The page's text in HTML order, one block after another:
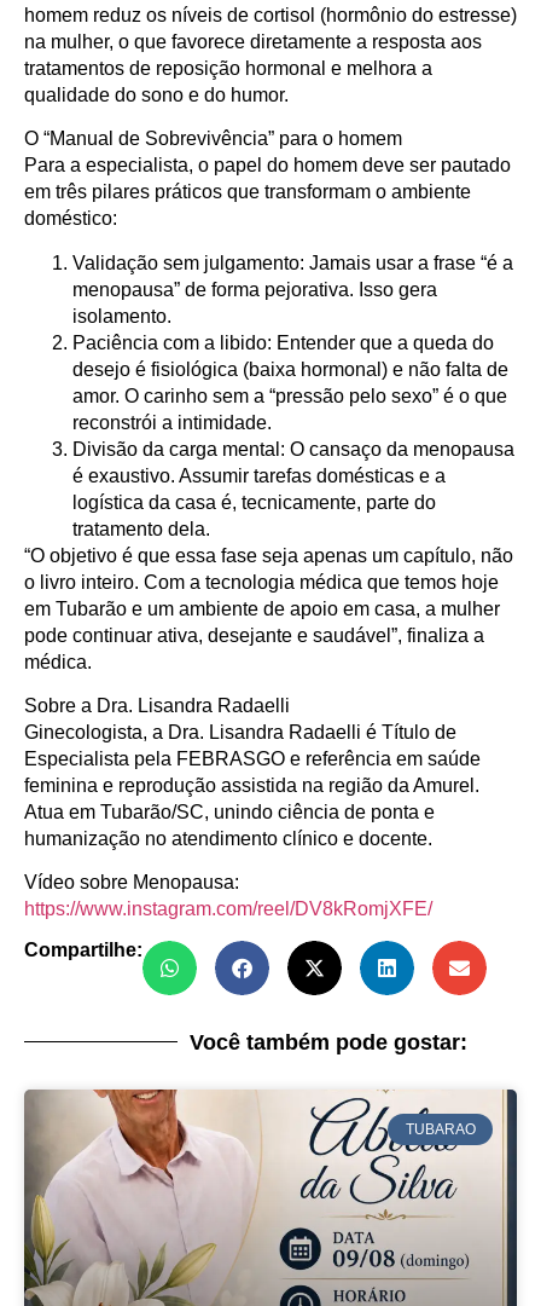
homem reduz os níveis de cortisol (hormônio do estresse)
na mulher, o que favorece diretamente a resposta aos
tratamentos de reposição hormonal e melhora a
qualidade do sono e do humor.
O “Manual de Sobrevivência” para o homem
Para a especialista, o papel do homem deve ser pautado
em três pilares práticos que transformam o ambiente
doméstico:
Validação sem julgamento: Jamais usar a frase “é a
menopausa” de forma pejorativa. Isso gera
isolamento.
Paciência com a libido: Entender que a queda do
desejo é fisiológica (baixa hormonal) e não falta de
amor. O carinho sem a “pressão pelo sexo” é o que
reconstrói a intimidade.
Divisão da carga mental: O cansaço da menopausa
é exaustivo. Assumir tarefas domésticas e a
logística da casa é, tecnicamente, parte do
tratamento dela.
“O objetivo é que essa fase seja apenas um capítulo, não
o livro inteiro. Com a tecnologia médica que temos hoje
em Tubarão e um ambiente de apoio em casa, a mulher
pode continuar ativa, desejante e saudável”, finaliza a
médica.
Sobre a Dra. Lisandra Radaelli
Ginecologista, a Dra. Lisandra Radaelli é Título de
Especialista pela FEBRASGO e referência em saúde
feminina e reprodução assistida na região da Amurel.
Atua em Tubarão/SC, unindo ciência de ponta e
humanização no atendimento clínico e docente.
Vídeo sobre Menopausa:
https://www.instagram.com/reel/DV8kRomjXFE/
Compartilhe:
Você também pode gostar:
TUBARAO